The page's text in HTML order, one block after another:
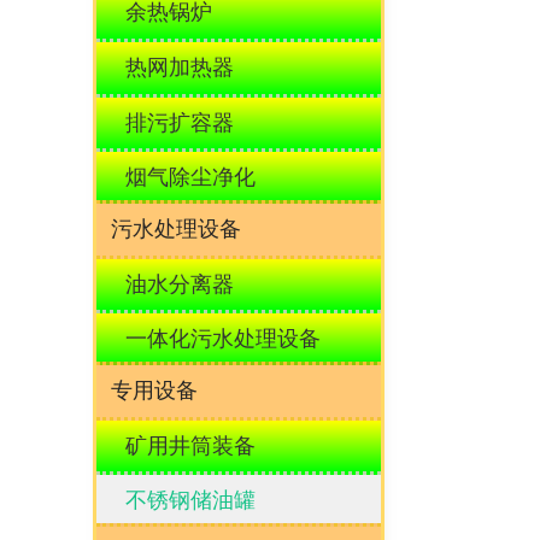
余热锅炉
热网加热器
排污扩容器
烟气除尘净化
污水处理设备
油水分离器
一体化污水处理设备
专用设备
矿用井筒装备
不锈钢储油罐